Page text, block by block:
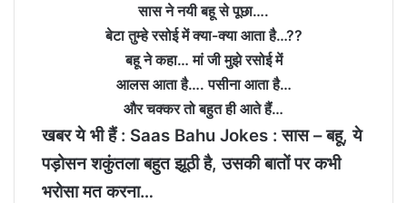
सास ने नयी बहू से पूछा….
बेटा तुम्‍हे रसोई में क्‍या-क्‍या आता है…??
बहू ने कहा… मां जी मुझे रसोई में
आलस आता है…. पसीना आता है…
और चक्‍कर तो बहुत ही आते हैं…
खबर ये भी हैं : Saas Bahu Jokes : सास – बहू, ये
पड़ोसन शकुंतला बहुत झूठी है, उसकी बातों पर कभी
भरोसा मत करना…